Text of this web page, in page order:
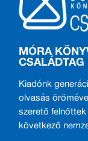
MÓRA
CSALÁDTAG
Kiadónk
olvasás
szerető
következő